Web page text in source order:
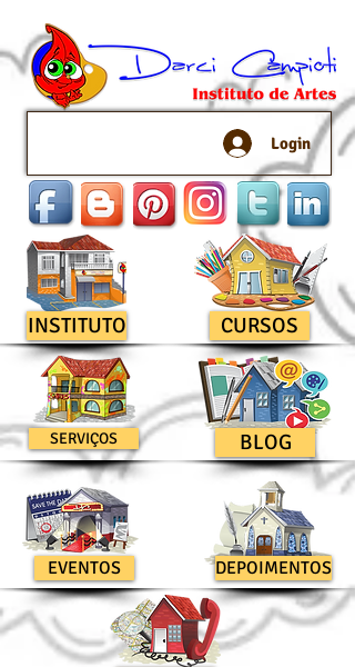
Login
INSTITUTO
SERVIÇOS
EVENTOS
CURSOS
BLOG
DEPOIMENTOS